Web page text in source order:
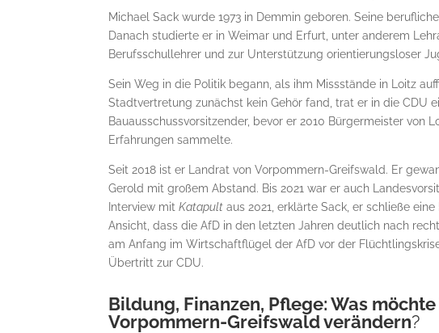
Michael Sack wurde 1973 in Demmin geboren. Seine
Danach studierte er in Weimar und Erfurt, unter anderem
Berufsschullehrer und zur Unterstützung orientierungsloser
Sein Weg in die Politik begann, als ihm Missstände in Loitz
Stadtvertretung zunächst kein Gehör fand, trat er in die CDU
Bauausschussvorsitzender, bevor er 2010 Bürgermeister von
Erfahrungen sammelte.
Seit 2018 ist er Landrat von Vorpommern-Greifswald. Er
Gerold mit großem Abstand. Bis 2021 war er auch
Interview mitKatapult aus 2021, erklärte Sack, er schließe
Ansicht, dass die AfD in den letzten Jahren deutlich nach
am Anfang im Wirtschaftflügel der AfD vor der
Übertritt zur CDU.
Bildung, Finanzen, Pflege: Was
Vorpommern-Greifswald verändern?